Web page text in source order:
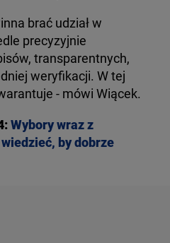
brać udział w
precyzyjnie
transparentnych,
weryfikacji. W tej
- mówi Wiącek.
Wybory wraz z
by dobrze